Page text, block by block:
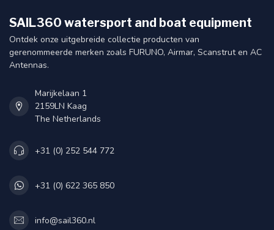
SAIL360 watersport and boat equipment
Ontdek onze uitgebreide collectie producten van
gerenommeerde merken zoals FURUNO, Airmar, Scanstrut en AC
Antennas.
Marijkelaan 1
2159LN Kaag
The Netherlands
+31 (0) 252 544 772
+31 (0) 622 365 850
info@sail360.nl